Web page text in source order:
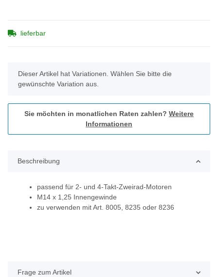
lieferbar
x
Dieser Artikel hat Variationen. Wählen Sie bitte die
gewünschte Variation aus.
Sie möchten in monatlichen Raten zahlen? Weitere
Informationen
Beschreibung
passend für 2- und 4-Takt-Zweirad-Motoren
M14 x 1,25 Innengewinde
zu verwenden mit Art. 8005, 8235 oder 8236
Frage zum Artikel